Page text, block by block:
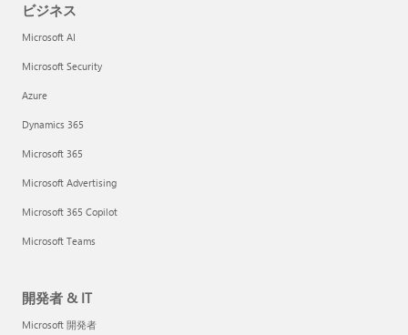
ビジネス
Microsoft AI
Microsoft Security
Azure
Dynamics 365
Microsoft 365
Microsoft Advertising
Microsoft 365 Copilot
Microsoft Teams
開発者 & IT
Microsoft 開発者